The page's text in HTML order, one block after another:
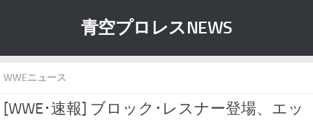
青空プロレスNEWS
WWEニュース
[WWE･速報] ブロック･レスナー登場、エッ